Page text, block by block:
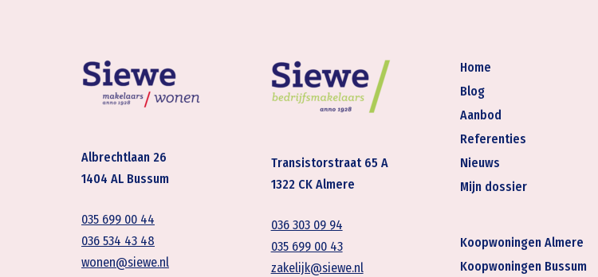
Albrechtlaan 26
1404 AL Bussum
035 699 00 44
036 534 43 48
wonen@siewe.nl
Transistorstraat 65 A
1322 CK Almere
036 303 09 94
035 699 00 43
zakelijk@siewe.nl
Home
Blog
Aanbod
Referenties
Nieuws
Mijn dossier
Koopwoningen Almere
Koopwoningen Bussum